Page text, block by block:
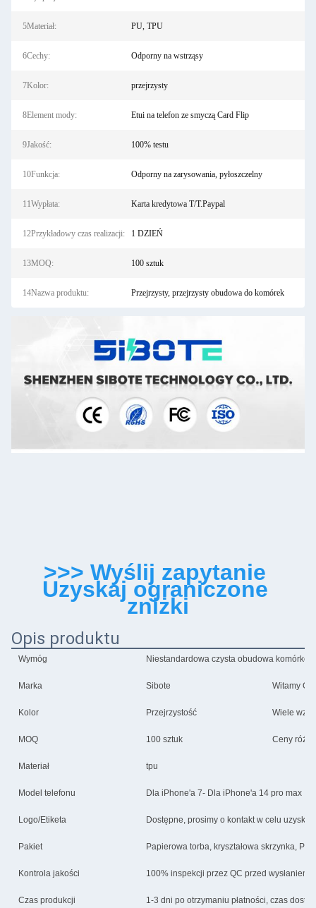
5Materiał: PU, TPU
6Cechy: Odporny na wstrząsy
7Kolor: przejrzysty
8Element mody: Etui na telefon ze smyczą Card Flip
9Jakość: 100% testu
10Funkcja: Odporny na zarysowania, pyłoszczelny
11Wypłata: Karta kredytowa T/T.Paypal
12Przykładowy czas realizacji: 1 DZIEŃ
13MOQ: 100 sztuk
14Nazwa produktu: Przejrzysty, przejrzysty obudowa do komórek
>>> Wyślij zapytanie
Uzyskaj ograniczone
zniżki
Opis produktu
Wymóg Niestandardowa czysta obudowa
Marka Sibote Witamy
Kolor Przejrzystość Wiele
MOQ 100 sztuk Ceny
Materiał tpu
Model telefonu Dla iPhone'a 7- Dla iPhone'a 14 pro max
Logo/Etiketa Dostępne, prosimy o kontakt w celu
Pakiet Papierowa torba, kryształowa skrzynka,
Kontrola jakości 100% inspekcji przez QC przed wysłaniem
Czas produkcji 1-3 dni po otrzymaniu płatności, czas